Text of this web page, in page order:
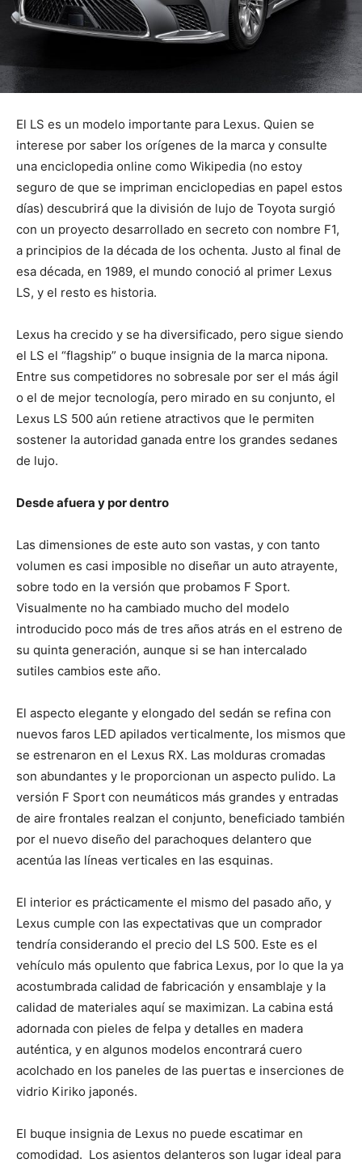
El LS es un modelo importante para Lexus. Quien se
interese por saber los orígenes de la marca y consulte
una enciclopedia online como Wikipedia (no estoy
seguro­ de que se impriman enciclopedias en papel estos
días) descubrirá que la división de lujo de Toyota surgió
con un proyecto desarrollado en secreto con nombre F1,
a principios de la década de los ochenta. Justo al final de
esa década, en 1989, el mundo conoció al primer Lexus
LS, y el resto es historia.
Lexus ha crecido y se ha diversificado, pero sigue siendo
el LS el “flagship” o buque insignia de la marca nipona.
Entre sus competidores no sobresale por ser el más ágil
o el de mejor tecnología, pero mirado en su conjunto, el
Lexus LS 500 aún retiene atractivos que le permiten
sostener la autoridad ganada entre los grandes sedanes
de lujo.
Desde afuera y por dentro
Las dimensiones de este auto son vastas, y con tanto
volumen es casi imposible no diseñar un auto atrayente,
sobre todo en la versión que probamos F Sport.
Visualmente no ha cambiado mucho del modelo
introducido poco más de tres años atrás en el estreno de
su quinta generación, aunque si se han intercalado
sutiles cambios este año.
El aspecto elegante y elongado del sedán se refina con
nuevos faros LED apilados verticalmente, los mismos que
se estrenaron en el Lexus RX. Las molduras cromadas
son abundantes y le proporcionan un aspecto pulido. La
versión F Sport con neumáticos más grandes y entradas
de aire frontales realzan el conjunto, beneficiado también
por el nuevo diseño del parachoques delantero que
acentúa las líneas verticales en las esquinas.
El interior es prácticamente el mismo del pasado año, y
Lexus cumple con las expectativas que un comprador
tendría considerando el precio del LS 500. Este es el
vehículo más opulento que fabrica Lexus, por lo que la ya
acostumbrada calidad de fabricación y ensamblaje y la
calidad de materiales aquí se maximizan. La cabina está
adornada con pieles de felpa y detalles en madera
auténtica, y en algunos modelos encontrará cuero
acolchado en los paneles de las puertas e inserciones de
vidrio Kiriko japonés.
El buque insignia de Lexus no puede escatimar en
comodidad. Los asientos delanteros son lugar ideal para